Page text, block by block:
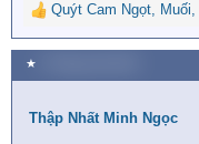
R
e
a
c
i
Quýt Cam Ngọt, Muối,
★
Thập Nhất Minh Ngọc